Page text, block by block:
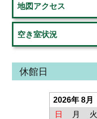
地図アクセス
空き室状況
休館日
2026年 8月
日
月 火